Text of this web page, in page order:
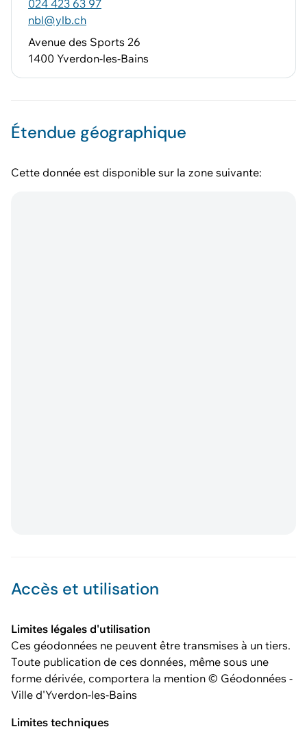
024 423 63 97
nbl@ylb.ch
Avenue des Sports 26
1400 Yverdon-les-Bains
Étendue géographique
Cette donnée est disponible sur la zone suivante:
Accès et utilisation
Limites légales d'utilisation
Ces géodonnées ne peuvent être transmises à un tiers.
Toute publication de ces données, même sous une
forme dérivée, comportera la mention © Géodonnées -
Ville d'Yverdon-les-Bains
Limites techniques